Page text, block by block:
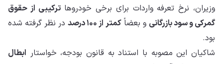
وزیران، نرخ تعرفه واردات برای برخی خودروهاترکیبی از حقوق
گمرکی و سود بازرگانی و بعضاًکمتر از ۱۰۰ درصد
در نظر گرفته شده
بود.
شاکیان این مصوبه با استناد به قانون بودجه، خواستار ابطال